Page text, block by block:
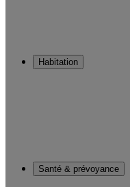
Habitation
Santé & prévoyance